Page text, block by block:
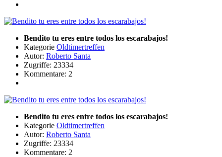
Bendito tu eres entre todos los escarabajos!
Kategorie Oldtimertreffen
Autor: Roberto Santa
Zugriffe: 23334
Kommentare: 2
Bendito tu eres entre todos los escarabajos!
Kategorie Oldtimertreffen
Autor: Roberto Santa
Zugriffe: 23334
Kommentare: 2